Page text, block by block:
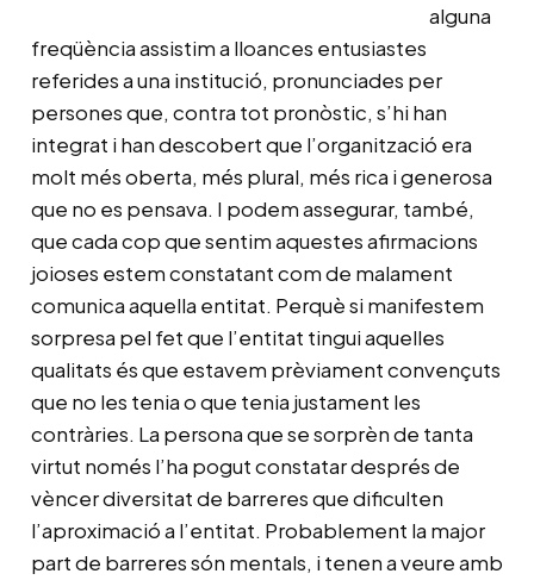
alguna
freqüència assistim a lloances entusiastes
referides a una institució, pronunciades per
persones que, contra tot pronòstic, s’hi han
integrat i han descobert que l’organització era
molt més oberta, més plural, més rica i generosa
que no es pensava. I podem assegurar, també,
que cada cop que sentim aquestes afirmacions
joioses estem constatant com de malament
comunica aquella entitat. Perquè si manifestem
sorpresa pel fet que l’entitat tingui aquelles
qualitats és que estavem prèviament convençuts
que no les tenia o que tenia justament les
contràries. La persona que se sorprèn de tanta
virtut només l’ha pogut constatar després de
vèncer diversitat de barreres que dificulten
l’aproximació a l’entitat. Probablement la major
part de barreres són mentals, i tenen a veure amb